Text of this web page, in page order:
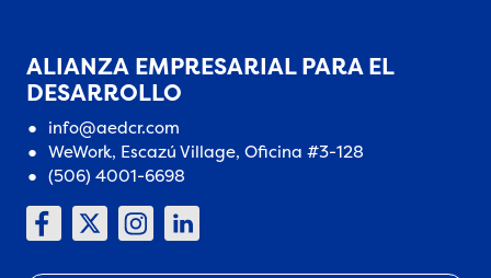
ALIANZA EMPRESARIAL PARA EL
DESARROLLO
info@aedcr.com
WeWork, Escazú Village, Oficina #3-128
(506) 4001-6698